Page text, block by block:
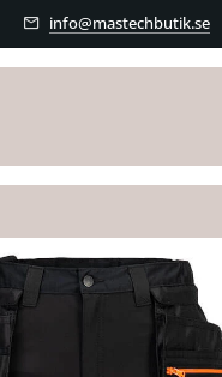
info@mastechbutik.se